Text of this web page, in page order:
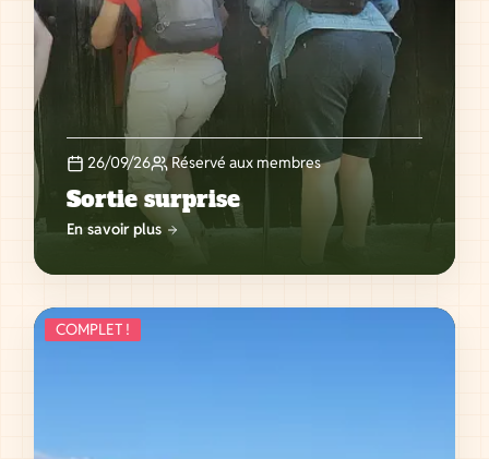
26/09/26 Réservé aux membres
Sortie surprise
En savoir plus
COMPLET !